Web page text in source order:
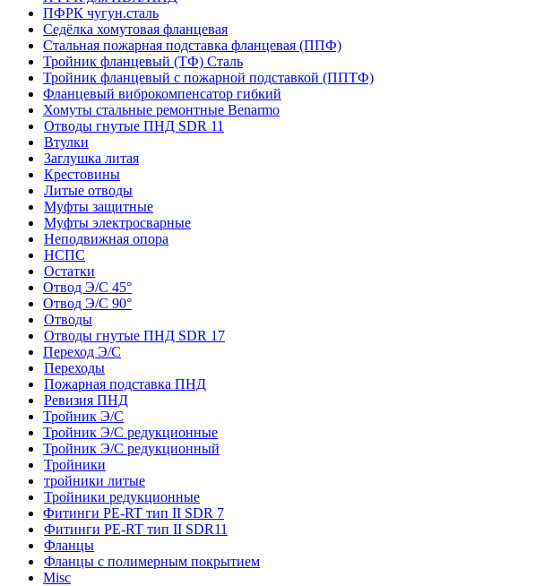
ПФРК чугун.сталь
Седёлка хомутовая фланцевая
Стальная пожарная подставка фланцевая (ППФ)
Тройник фланцевый (ТФ) Сталь
Тройник фланцевый с пожарной подставкой (ППТФ)
Фланцевый виброкомпенсатор гибкий
Хомуты стальные ремонтные Benarmo
Отводы гнутые ПНД SDR 11
Втулки
Заглушка литая
Крестовины
Литые отводы
Муфты защитные
Муфты электросварные
Неподвижная опора
НСПС
Остатки
Отвод Э/С 45°
Отвод Э/С 90°
Отводы
Отводы гнутые ПНД SDR 17
Переход Э/С
Переходы
Пожарная подставка ПНД
Ревизия ПНД
Тройник Э/С
Тройник Э/С редукционные
Тройник Э/С редукционный
Тройники
тройники литые
Тройники редукционные
Фитинги PE-RT тип II SDR 7
Фитинги PE-RT тип II SDR11
Фланцы
Фланцы с полимерным покрытием
Misc